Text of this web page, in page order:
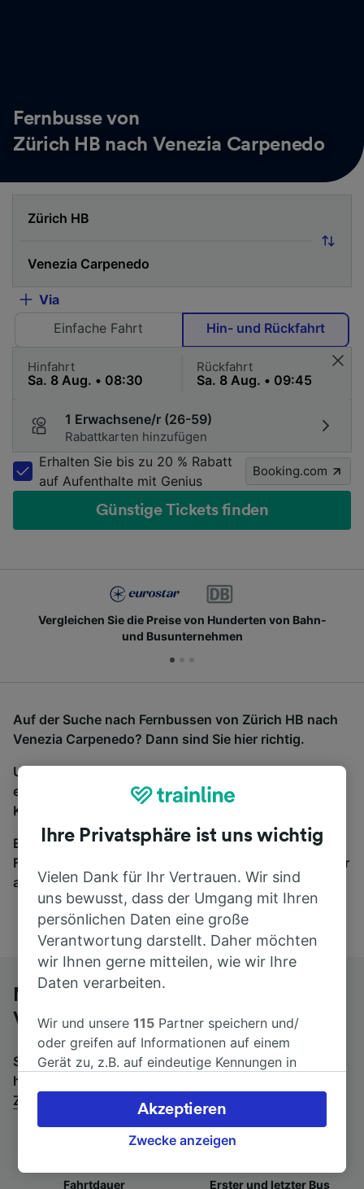
Fernbusse von
Zürich HB nach Venezia Carpenedo
Via
Einfache Fahrt
Hin- und Rückfahrt
Hinfahrt Rückfahrt
1 Erwachsene/r (26-59)
Rabattkarten hinzufügen
Erhalten Sie bis zu 20 % Rabatt
auf Aufenthalte mit Genius
Booking.com
Günstige Tickets finden
Vergleichen Sie die Preise von Hunderten von Bahn-
und Busunternehmen
Auf der Suche nach Fernbussen von Zürich HB nach
Venezia Carpenedo? Dann sind Sie hier richtig.
Um Bustickets zu finden, starten Sie einfach oben
eine Suche und wir vergleichen Fahrtzeiten und
Kosten für Bahn- und Busreisen miteinander.
Egal, wohin die Reise geht – starten Sie mit uns.
Finden Sie hier Fahrkarten für Verbindungen von mehr
als 170 Bahn- und Busunternehmen.
Mit dem Fernbus von Zürich HB nach
Venezia Carpenedo
Suchen Sie nach einem Rückfahrtticket? Dann bitte
hier entlang:
Zürich HB
Fahrtdauer Erster und letzter Bus
Ihre Privatsphäre ist uns wichtig
Vielen Dank für Ihr Vertrauen. Wir sind
uns bewusst, dass der Umgang mit Ihren
persönlichen Daten eine große
Verantwortung darstellt. Daher möchten
wir Ihnen gerne mitteilen, wie wir Ihre
Daten verarbeiten.
Wir und unsere115 Partner speichern und/
oder greifen auf Informationen auf einem
Gerät zu, z.B. auf eindeutige Kennungen in
verarbeiten. Sie können Ihre Präferenzen
akzeptieren oder verwalten, einschließlich
Ihres Widerspruchsrechts bei berechtigtem
besuchen Sie jederzeit die Seite der
Zwecke anzeigen
Akzeptieren